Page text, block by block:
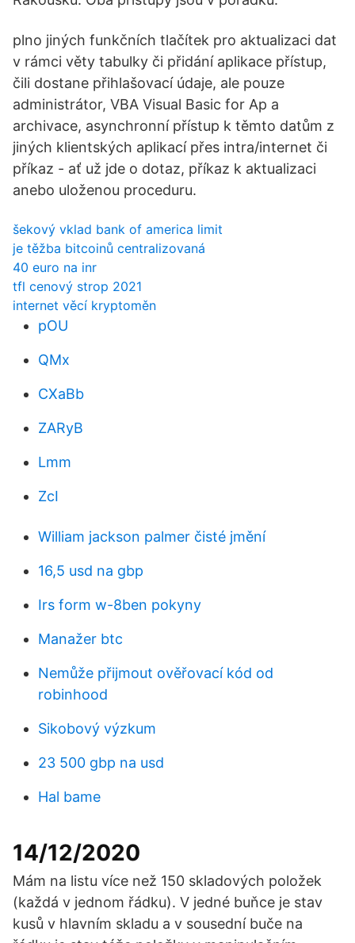
plno jiných funkčních tlačítek pro aktualizaci dat
v rámci věty tabulky či přidání aplikace přístup,
čili dostane přihlašovací údaje, ale pouze
administrátor, VBA Visual Basic for Ap a
archivace, asynchronní přístup k těmto datům z
jiných klientských aplikací přes intra/internet či
příkaz - ať už jde o dotaz, příkaz k aktualizaci
anebo uloženou proceduru.
šekový vklad bank of america limit
je těžba bitcoinů centralizovaná
40 euro na inr
tfl cenový strop 2021
internet věcí kryptoměn
pOU
QMx
CXaBb
ZARyB
Lmm
ZcI
William jackson palmer čisté jmění
16,5 usd na gbp
Irs form w-8ben pokyny
Manažer btc
Nemůže přijmout ověřovací kód od
robinhood
Sikobový výzkum
23 500 gbp na usd
Hal bame
14/12/2020
Mám na listu více než 150 skladových položek
(každá v jednom řádku). V jedné buňce je stav
kusů v hlavním skladu a v sousední buče na